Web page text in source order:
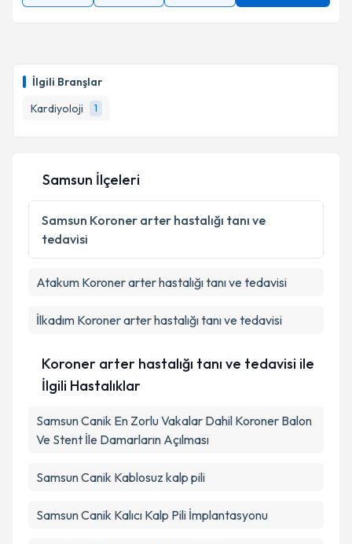
İlgili Branşlar
Kardiyoloji
1
Samsun İlçeleri
Samsun Koroner arter hastalığı tanı ve
tedavisi
Atakum Koroner arter hastalığı tanı ve tedavisi
İlkadım Koroner arter hastalığı tanı ve tedavisi
Koroner arter hastalığı tanı ve tedavisi ile
İlgili Hastalıklar
Samsun Canik En Zorlu Vakalar Dahil Koroner Balon
Ve Stent İle Damarların Açılması
Samsun Canik Kablosuz kalp pili
Samsun Canik Kalıcı Kalp Pili İmplantasyonu